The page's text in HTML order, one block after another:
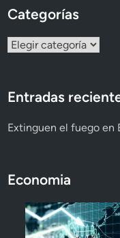
Categorías
Categorías
Entradas
Extinguen el fuego en
Economia